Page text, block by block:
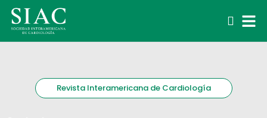
Revista Interamericana de Cardiología